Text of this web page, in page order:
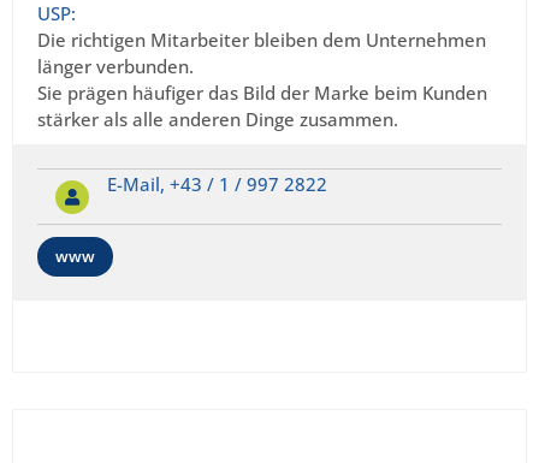
USP:
Die richtigen Mitarbeiter bleiben dem Unternehmen
länger verbunden.
Sie prägen häufiger das Bild der Marke beim Kunden
stärker als alle anderen Dinge zusammen.
E-Mail, +43 / 1 / 997 2822
www